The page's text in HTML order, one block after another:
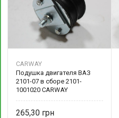
CARWAY
Подушка двигателя ВАЗ
2101-07 в сборе 2101-
1001020 CARWAY
265,30